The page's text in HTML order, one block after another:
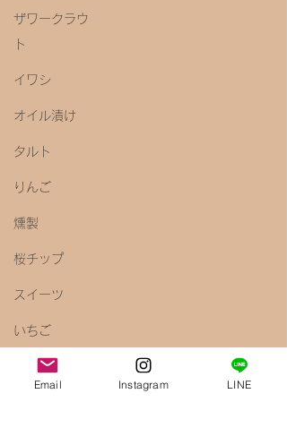
ザワークラウ
ト
イワシ
オイル漬け
タルト
りんご
燻製
桜チップ
スイーツ
いちご
Email Instagram LINE